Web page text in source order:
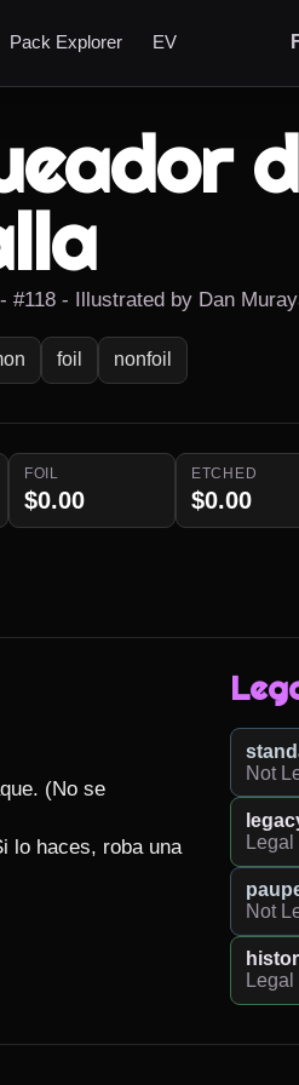
Pack Explorer EV
#118 - Illustrated by Dan
foil nonfoil
FOIL
$0.00
ETCHED
$0.00
(No se
lo haces, roba una
Not
Legal
Not
Legal